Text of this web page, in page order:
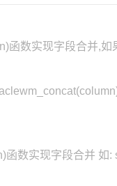
数实现字段合并,如
函数实现字段合并 如